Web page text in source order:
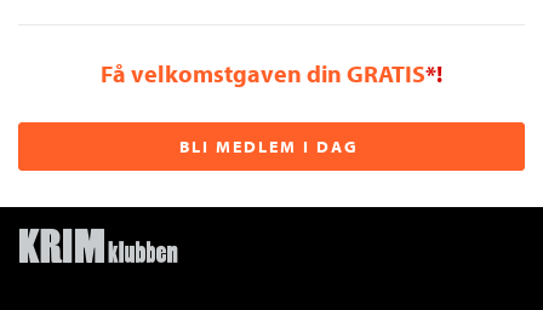
Få velkomstgaven din GRATIS*!
BLI MEDLEM I DAG